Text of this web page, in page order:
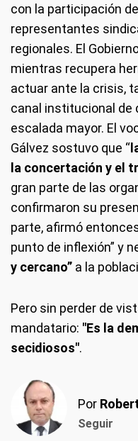
con la participación
representantes
regionales. El
mientras recupera
actuar ante la crisis,
canal institucional de
escalada mayor. El
Gálvez sostuvo que “
la concertación y el
gran parte de las
confirmaron su
parte, afirmó
punto de inflexión” y
y cercano” a la
Pero sin perder de
mandatario: "Es la
secidiosos".
Por
Seguir